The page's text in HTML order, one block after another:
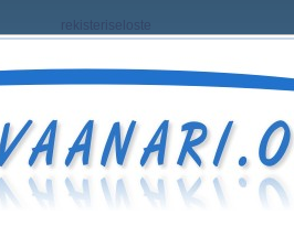
rekisteriseloste